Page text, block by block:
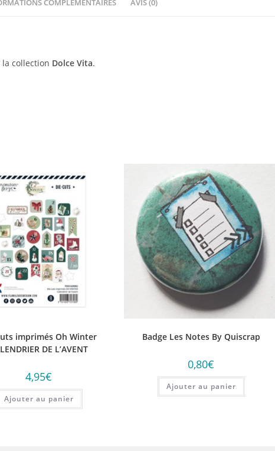
COMPLÉMENTAIRES AVIS (0)
collection Dolce Vita.
imprimés Oh Winter
DE L’AVENT
4,95€
Ajouter au panier
Badge Les Notes By Quiscrap
0,80€
Ajouter au panier